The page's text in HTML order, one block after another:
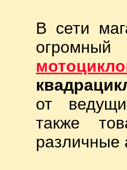
В сети
от
также
различные